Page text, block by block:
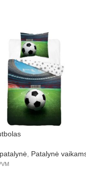
Patalynė